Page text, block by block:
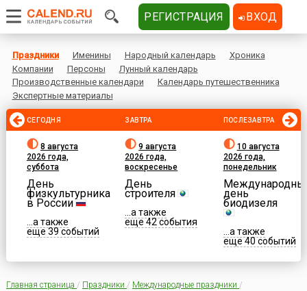
Праздники Именины Народный календарь
Хроника
Компании
Персоны
Лунный календарь
Производственные календари
Календарь путешественника
Экспертные материалы
СЕГОДНЯ
8 августа
2026 года,
суббота
День
физкультурника
в России
...а также
еще 39 событий
ЗАВТРА
9 августа
2026 года,
воскресенье
День
строителя
...а также
еще 42 события
ПОСЛЕЗАВТРА
10 августа
2026 года,
понедельник
день
биодизеля
...а также
еще 40 событий
Главная страница / Праздники / Международные праздники /
РЕГИСТРАЦИЯ ВХОД